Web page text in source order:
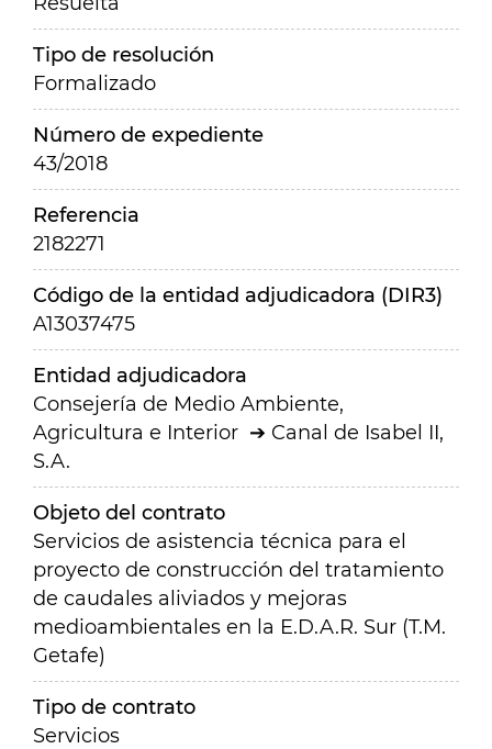
Tipo de resolución
Formalizado
Número de expediente
43/2018
Referencia
2182271
Código de la entidad adjudicadora (DIR3)
A13037475
Entidad adjudicadora
Consejería de Medio Ambiente,
Agricultura e Interior
Canal de Isabel II,
S.A.
Objeto del contrato
Servicios de asistencia técnica para el
proyecto de construcción del tratamiento
de caudales aliviados y mejoras
medioambientales en la E.D.A.R. Sur (T.M.
Getafe)
Tipo de contrato
Servicios